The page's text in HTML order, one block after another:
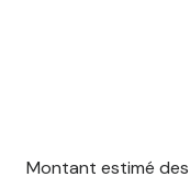
Montant estimé